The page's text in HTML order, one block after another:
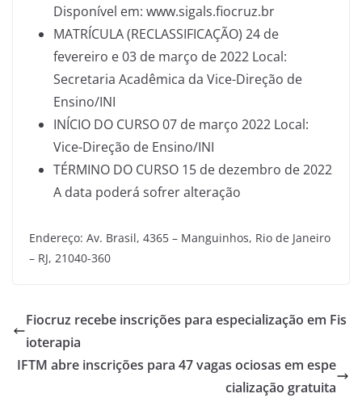
Disponível em: www.sigals.fiocruz.br
MATRÍCULA (RECLASSIFICAÇÃO) 24 de
fevereiro e 03 de março de 2022 Local:
Secretaria Acadêmica da Vice-Direção de
Ensino/INI
INÍCIO DO CURSO 07 de março 2022 Local:
Vice-Direção de Ensino/INI
TÉRMINO DO CURSO 15 de dezembro de 2022
A data poderá sofrer alteração
Endereço: Av. Brasil, 4365 – Manguinhos, Rio de Janeiro
– RJ, 21040-360
Fiocruz recebe inscrições para especialização em Fis
ioterapia
IFTM abre inscrições para 47 vagas ociosas em espe
cialização gratuita